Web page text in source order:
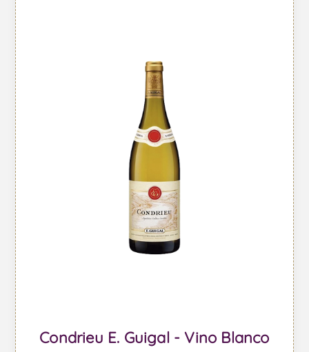
Condrieu E. Guigal - Vino Blanco